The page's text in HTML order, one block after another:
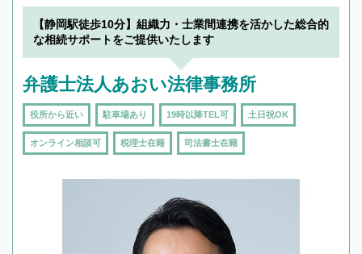
【静岡駅徒歩10分】組織力・士業間連携を活かした総合的
な相続サポートをご提供いたします
弁護士法人あおい法律事務所
役所から近い 駐車場あり 19時以降TEL可 土日祝OK
オンライン相談可 税理士在籍 司法書士在籍